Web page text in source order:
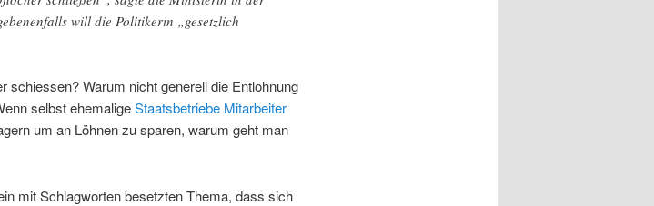
will die Politikerin „gesetzlich
schiessen? Warum nicht generell die Entlohnung
selbst ehemaligeStaatsbetriebe Mitarbeiter
um an Löhnen zu sparen, warum geht man
mit Schlagworten besetzten Thema, dass sich